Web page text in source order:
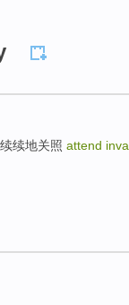
续地关照 attend